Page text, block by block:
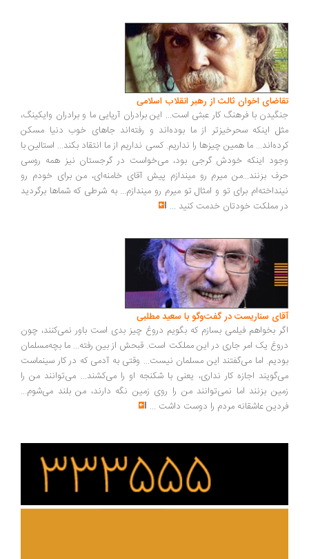
اخوان ثالث از رهبر انقلاب اسلامی
با فرهنگ کار عبثی است... این برادران آریایی ما و برادران وایکینگ،
اینکه سحرخیزتر از ما بوده‌اند و رفته‌اند جاهای خوب دنیا مسکن
ما همین چیزها را نداریم. کسی نداریم از ما انتقاد بکند... استالین با
اینکه خودش گرجی بود، می‌خواست در گرجستان نیز همه روسی
بزنند...من میرم رو میندازم پیش آقای خامنه‌ای، من برای خودم رو
برای تو و امثال تو میرم رو میندازم... به شرطی که شماها برگردید
مملکت خودتان خدمت کنید...
سناریست در گفت‌وگو با سعید مطلبی
بخواهم فیلمی بسازم که بگویم دروغ چیز بدی است باور نمی‌کنند، چون
یک امر جاری در این مملکت است. قبحش از بین رفته... ما بچه‌مسلمان
اما می‌گفتند این مسلمان نیست... وقتی به آدمی که در کار سینماست
اجازه کار نداری، یعنی با شکنجه او را می‌کشند... می‌توانند من را
بزنند اما نمی‌توانند من را روی زمین نگه دارند، من بلند می‌شوم...
عاشقانه مردم را دوست داشت ...